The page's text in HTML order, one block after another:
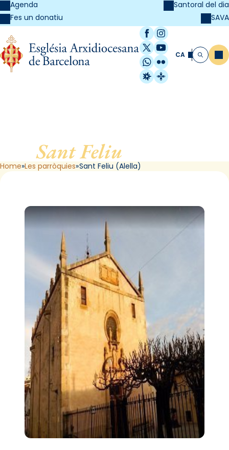
Agenda
Fes un donatiu
Santoral del dia
SAVA
Facebook
Instagram
X / Twitter
YouTube
WhatsApp
Flickr
Radio Estel
Catalunya
CA Cerca
Sant Feliu
Home Les parròquies Sant Feliu (Alella)